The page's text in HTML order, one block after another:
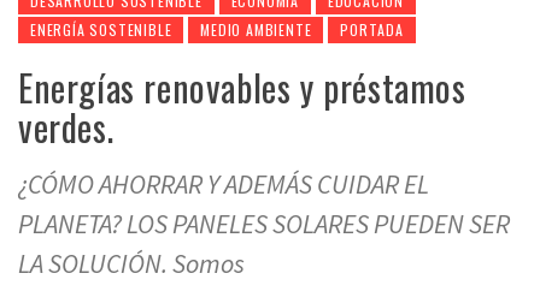
ENERGÍA SOSTENIBLE
MEDIO AMBIENTE PORTADA
Energías renovables y préstamos
verdes.
¿CÓMO AHORRAR Y ADEMÁS CUIDAR EL
PLANETA? LOS PANELES SOLARES PUEDEN SER
LA SOLUCIÓN. Somos